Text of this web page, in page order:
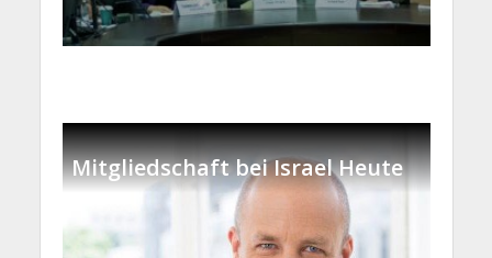
Mitgliedschaft bei Israel Heute